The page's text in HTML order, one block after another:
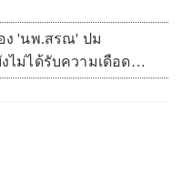
ง 'นพ.สรณ' ปม
ม่ได้รับความเดือด